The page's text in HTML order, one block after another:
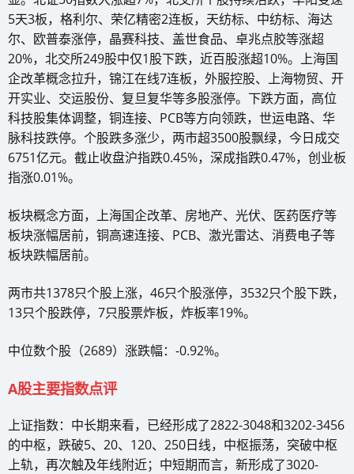
5天3板，格利尔、荣亿精密2连板，天纺标、中纺标、海达
尔、欧普泰涨停，晶赛科技、盖世食品、卓兆点胶等涨超
20%，北交所249股中仅1股下跌，近百股涨超10%。上海国
企改革概念拉升，锦江在线7连板，外服控股、上海物贸、开
开实业、交运股份、复旦复华等多股涨停。下跌方面，高位
科技股集体调整，铜连接、PCB等方向领跌，世运电路、华
脉科技跌停。个股跌多涨少，两市超3500股飘绿，今日成交
6751亿元。截止收盘沪指跌0.45%，深成指跌0.47%，创业板
指涨0.01%。
板块概念方面，上海国企改革、房地产、光伏、医药医疗等
板块涨幅居前，铜高速连接、PCB、激光雷达、消费电子等
板块跌幅居前。
两市共1378只个股上涨，46只个股涨停，3532只个股下跌，
13只个股跌停，7只股票炸板，炸板率19%。
中位数个股（2689）涨跌幅：-0.92%。
A股主要指数点评
上证指数：中长期来看，已经形成了2822-3048和3202-3456
的中枢，跌破5、20、120、250日线，中枢振荡，突破中枢
上轨，再次触及年线附近；中短期而言，新形成了3020-